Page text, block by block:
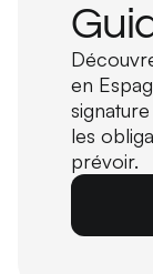
en
les
prévoir.